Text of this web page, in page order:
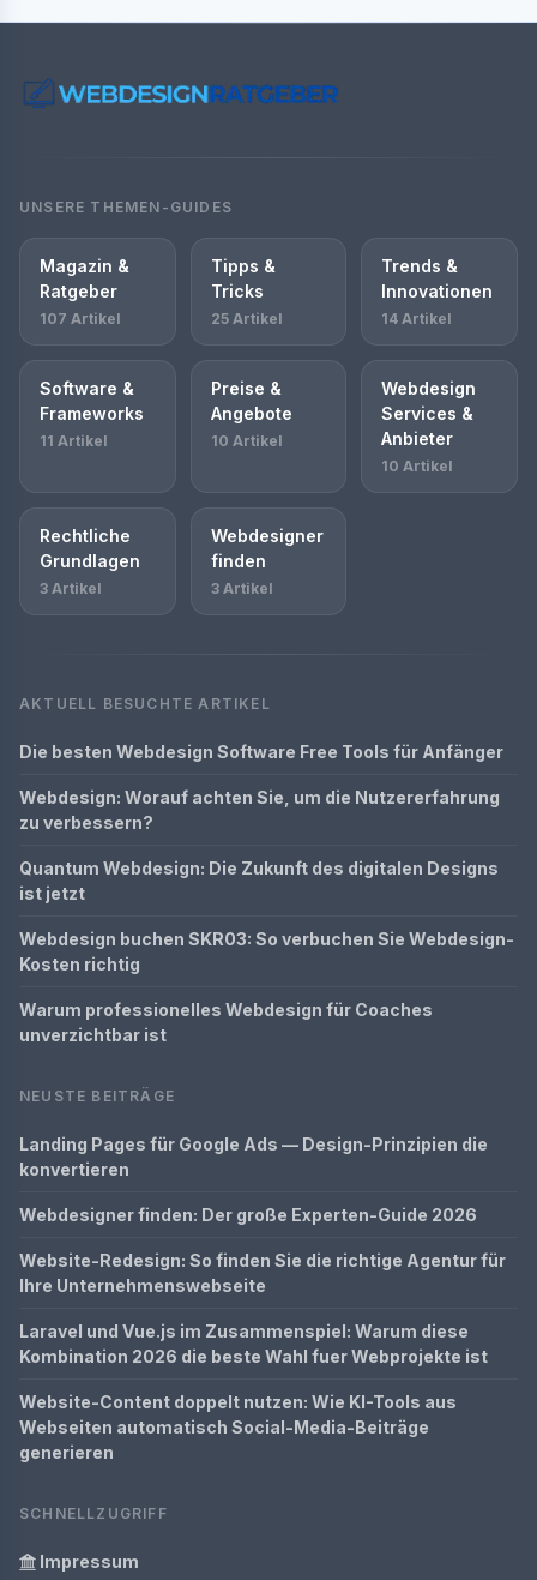
UNSERE THEMEN-GUIDES
Magazin &
Ratgeber
107 Artikel
Tipps &
Tricks
25 Artikel
Trends &
Innovationen
14 Artikel
Software &
Frameworks
11 Artikel
Preise &
Angebote
10 Artikel
Webdesign
Services &
Anbieter
10 Artikel
Rechtliche
Grundlagen
3 Artikel
Webdesigner
finden
3 Artikel
AKTUELL BESUCHTE ARTIKEL
Die besten Webdesign Software Free Tools für Anfänger
Webdesign: Worauf achten Sie, um die Nutzererfahrung
zu verbessern?
Quantum Webdesign: Die Zukunft des digitalen Designs
ist jetzt
Webdesign buchen SKR03: So verbuchen Sie Webdesign-
Kosten richtig
Warum professionelles Webdesign für Coaches
unverzichtbar ist
NEUSTE BEITRÄGE
Landing Pages für Google Ads — Design-Prinzipien die
konvertieren
Webdesigner finden: Der große Experten-Guide 2026
Website-Redesign: So finden Sie die richtige Agentur für
Ihre Unternehmenswebseite
Laravel und Vue.js im Zusammenspiel: Warum diese
Kombination 2026 die beste Wahl fuer Webprojekte ist
Website-Content doppelt nutzen: Wie KI-Tools aus
Webseiten automatisch Social-Media-Beiträge
generieren
SCHNELLZUGRIFF
Impressum